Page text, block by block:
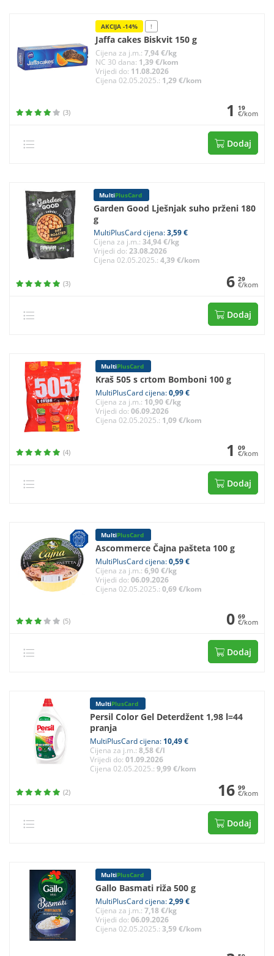
AKCIJA -14% !
Jaffa cakes Biskvit 150 g
Cijena za j.m.: 7,94 €/kg
NC 30 dana: 1,39 €/kom
Vrijedi do: 11.08.2026
Cijena 02.05.2025.: 1,29 €/kom
(3) 1 19
€/kom
Dodaj
MultiPlusCard
Garden Good Lješnjak suho prženi 180
g
MultiPlusCard cijena:3,59 €
Cijena za j.m.: 34,94 €/kg
Vrijedi do: 23.08.2026
Cijena 02.05.2025.: 4,39 €/kom
(3) 6 29
€/kom
Dodaj
MultiPlusCard
Kraš 505 s crtom Bomboni 100 g
MultiPlusCard cijena:0,99 €
Cijena za j.m.: 10,90 €/kg
Vrijedi do: 06.09.2026
Cijena 02.05.2025.: 1,09 €/kom
(4) 1 09
€/kom
Dodaj
MultiPlusCard
Ascommerce Čajna pašteta 100 g
MultiPlusCard cijena:0,59 €
Cijena za j.m.: 6,90 €/kg
Vrijedi do: 06.09.2026
Cijena 02.05.2025.: 0,69 €/kom
(5) 0 69
€/kom
Dodaj
MultiPlusCard
Persil Color Gel Deterdžent 1,98 l=44
pranja
MultiPlusCard cijena: 10,49 €
Cijena za j.m.: 8,58 €/l
Vrijedi do: 01.09.2026
Cijena 02.05.2025.: 9,99 €/kom
(2) 16 99
€/kom
Dodaj
MultiPlusCard
Gallo Basmati riža 500 g
MultiPlusCard cijena:2,99 €
Cijena za j.m.: 7,18 €/kg
Vrijedi do: 06.09.2026
Cijena 02.05.2025.: 3,59 €/kom